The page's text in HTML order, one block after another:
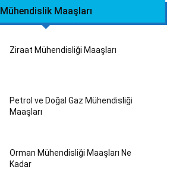
Mühendislik Maaşları
Ziraat Mühendisliği Maaşları
Petrol ve Doğal Gaz Mühendisliği
Maaşları
Orman Mühendisliği Maaşları Ne
Kadar